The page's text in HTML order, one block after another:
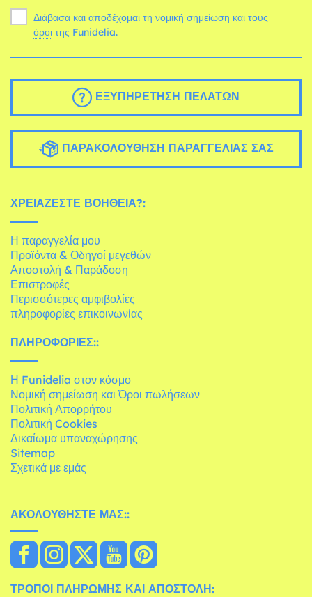
Διάβασα και αποδέχομαι τη νομική σημείωση και τους
όροι της Funidelia.
ΕΞΥΠΗΡΈΤΗΣΗ ΠΕΛΑΤΏΝ
ΠΑΡΑΚΟΛΟΎΘΗΣΗ ΠΑΡΑΓΓΕΛΊΑΣ ΣΑΣ
ΧΡΕΙΆΖΕΣΤΕ ΒΟΉΘΕΙΑ?:
Η παραγγελία μου
Προϊόντα & Οδηγοί μεγεθών
Αποστολή & Παράδοση
Επιστροφές
Περισσότερες αμφιβολίες
πληροφορίες επικοινωνίας
ΠΛΗΡΟΦΟΡΊΕΣ::
Η Funidelia στον κόσμο
Νομική σημείωση και Όροι πωλήσεων
Πολιτική Απορρήτου
Πολιτική Cookies
Δικαίωμα υπαναχώρησης
Sitemap
Σχετικά με εμάς
ΑΚΟΛΟΥΘΉΣΤΕ ΜΑΣ::
ΤΡΌΠΟΙ ΠΛΗΡΩΜΉΣ ΚΑΙ ΑΠΟΣΤΟΛΉ: